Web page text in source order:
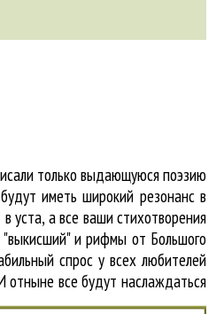
только выдающуюся поэзию
иметь широкий резонанс в
уста, а все ваши стихотворения
"выкисший" и рифмы от Большого
спрос у всех любителей
отныне все будут наслаждаться